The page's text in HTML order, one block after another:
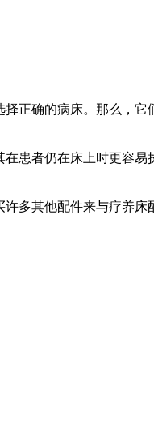
正确的病床。那么，它
患者仍在床上时更容易
多其他配件来与疗养床